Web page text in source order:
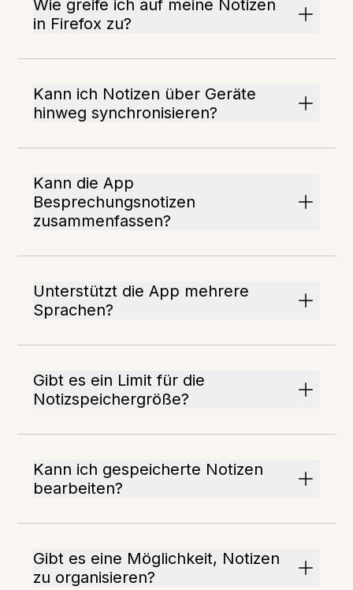
Wie greife ich auf meine Notizen
in Firefox zu?
Kann ich Notizen über Geräte
hinweg synchronisieren?
Kann die App
Besprechungsnotizen
zusammenfassen?
Unterstützt die App mehrere
Sprachen?
Gibt es ein Limit für die
Notizspeichergröße?
Kann ich gespeicherte Notizen
bearbeiten?
Gibt es eine Möglichkeit, Notizen
zu organisieren?